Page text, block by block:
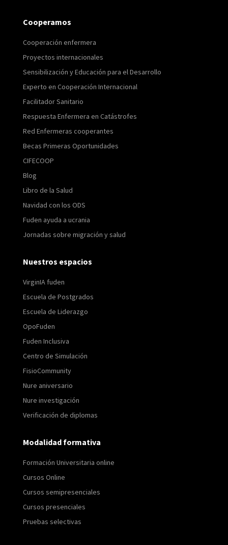
Cooperamos
Cooperación enfermera
Proyectos internacionales
Sensibilización y Educación para el Desarrollo
Experto en Cooperación Internacional
Facilitador Sanitario
Respuesta Enfermera en Catástrofes
Red Enfermeras cooperantes
Becas Primeras Oportunidades
CIFECOOP
Blog
Libro de la Salud
Navidad con los ODS
Fuden ayuda a ucrania
Jornadas sobre migración y salud
Nuestros espacios
VirginIA fuden
Escuela de Postgrados
Escuela de Liderazgo
OpoFuden
Fuden Inclusiva
Centro de Simulación
FisioCommunity
Nure aniversario
Nure investigación
Verificación de diplomas
Modalidad formativa
Formación Universitaria online
Cursos Online
Cursos semipresenciales
Cursos presenciales
Pruebas selectivas